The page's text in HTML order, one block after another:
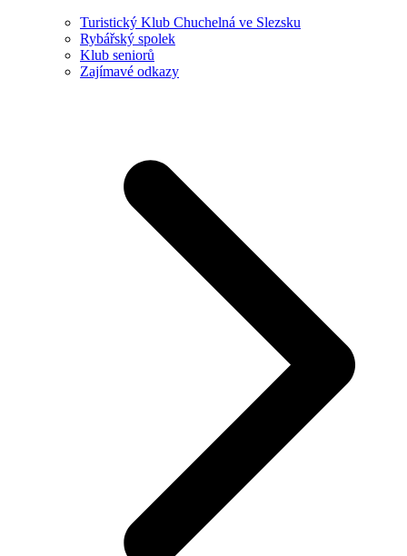
Turistický Klub Chuchelná ve Slezsku
Rybářský spolek
Klub seniorů
Zajímavé odkazy